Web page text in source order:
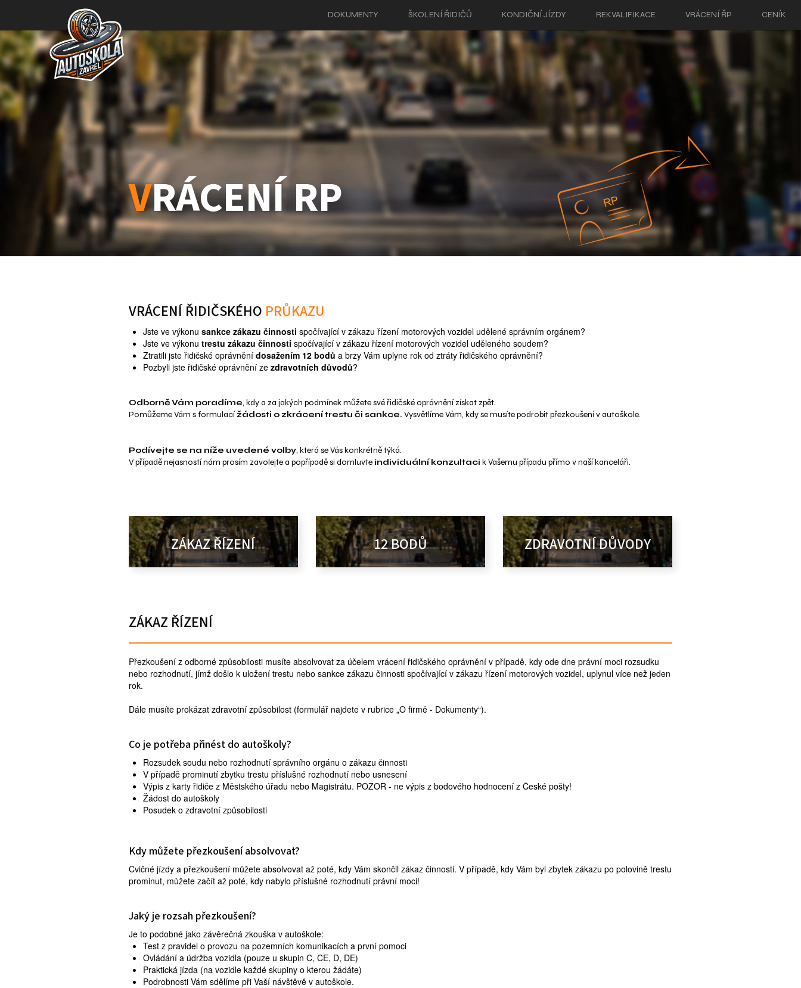
DOKUMENTY ŠKOLENÍ ŘIDIČŮ KONDIČNÍ JÍZDY REKVALIFIKACE VRÁCENÍ ŘP CENÍK
VRÁCENÍ RP
VRÁCENÍ ŘIDIČSKÉHO PRŮKAZU
Jste ve výkonu sankce zákazu činnosti spočívající v zákazu řízení motorových vozidel udělené správním orgánem?
Jste ve výkonu trestu zákazu činnosti spočívající v zákazu řízení motorových vozidel uděleného soudem?
Ztratili jste řidičské oprávnění dosažením 12 bodů a brzy Vám uplyne rok od ztráty řidičského oprávnění?
Pozbyli jste řidičské oprávnění ze zdravotních důvodů?
Odborně Vám poradíme, kdy a za jakých podmínek můžete své řidičské oprávnění získat zpět.
Pomůžeme Vám s formulacížádosti o zkrácení trestu či sankce. Vysvětlíme Vám, kdy se musíte podrobit přezkoušení v autoškole.
Podívejte se na níže uvedené volby, která se Vás konkrétně týká.
V případě nejasností nám prosím zavolejte a popřípadě si domluvte individuální konzultaci k Vašemu případu přímo v naší kanceláři.
ZÁKAZ ŘÍZENÍ 12 BODŮ ZDRAVOTNÍ DŮVODY
ZÁKAZ ŘÍZENÍ
Přezkoušení z odborné způsobilosti musíte absolvovat za účelem vrácení řidičského oprávnění v případě, kdy ode dne právní moci rozsudku
nebo rozhodnutí, jímž došlo k uložení trestu nebo sankce zákazu činnosti spočívající v zákazu řízení motorových vozidel, uplynul více než jeden
rok.
Dále musíte prokázat zdravotní způsobilost (formulář najdete v rubrice „O firmě - Dokumenty“).
Co je potřeba přinést do autoškoly?
Rozsudek soudu nebo rozhodnutí správního orgánu o zákazu činnosti
V případě prominutí zbytku trestu příslušné rozhodnutí nebo usnesení
Výpis z karty řidiče z Městského úřadu nebo Magistrátu. POZOR - ne výpis z bodového hodnocení z České pošty!
Žádost do autoškoly
Posudek o zdravotní způsobilosti
Kdy můžete přezkoušení absolvovat?
Cvičné jízdy a přezkoušení můžete absolvovat až poté, kdy Vám skončil zákaz činnosti. V případě, kdy Vám byl zbytek zákazu po polovině trestu
prominut, můžete začít až poté, kdy nabylo příslušné rozhodnutí právní moci!
Jaký je rozsah přezkoušení?
Je to podobné jako závěrečná zkouška v autoškole:
Test z pravidel o provozu na pozemních komunikacích a první pomoci
Ovládání a údržba vozidla (pouze u skupin C, CE, D, DE)
Praktická jízda (na vozidle každé skupiny o kterou žádáte)
Podrobnosti Vám sdělíme při Vaší návštěvě v autoškole.